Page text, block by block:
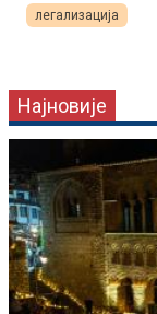
легализација
Најновије